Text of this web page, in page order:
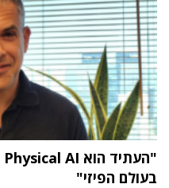
בעולם הפיזי"